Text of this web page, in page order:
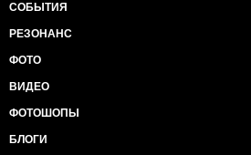
СОБЫТИЯ
РЕЗОНАНС
ФОТО
ВИДЕО
ФОТОШОПЫ
БЛОГИ